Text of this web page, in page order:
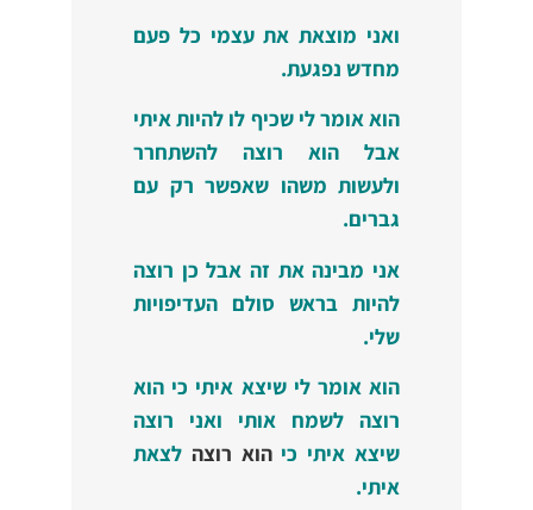
ואני מוצאת את עצמי כל פעם
מחדש נפגעת.
הוא אומר לי שכיף לו להיות איתי
אבל הוא רוצה להשתחרר
ולעשות משהו שאפשר רק עם
גברים.
אני מבינה את זה אבל כן רוצה
להיות בראש סולם העדיפויות
שלי.
הוא אומר לי שיצא איתי כי הוא
רוצה לשמח אותי ואני רוצה
שיצא איתי כיהוא רוצה לצאת
איתי.